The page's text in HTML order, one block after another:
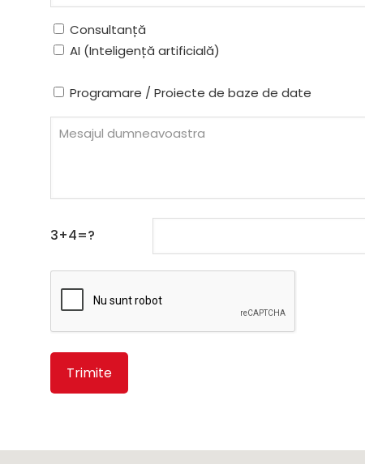
Consultanță
AI (Inteligență artificială)
Programare / Proiecte de baze de date
3+4=?